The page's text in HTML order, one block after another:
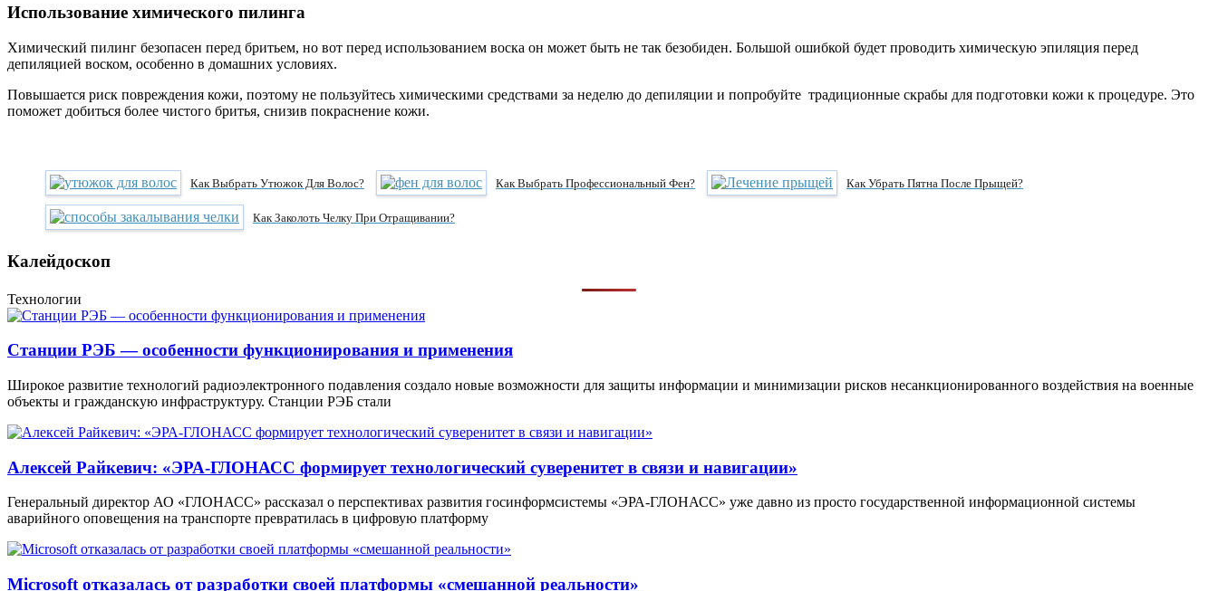
Использование химического пилинга
Химический пилинг безопасен перед бритьем, но вот перед использованием воска он может быть не так безобиден. Большой ошибкой будет проводить химическую эпиляция перед
депиляцией воском, особенно в домашних условиях.
Повышается риск повреждения кожи, поэтому не пользуйтесь химическими средствами за неделю до депиляции и попробуйте традиционные скрабы для подготовки кожи к процедуре. Это
поможет добиться более чистого бритья, снизив покраснение кожи.
Как Выбрать Утюжок Для Волос? Как Выбрать Профессиональный Фен? Как Убрать Пятна После Прыщей?
Как Заколоть Челку При Отращивании?
Калейдоскоп
Технологии
Станции РЭБ — особенности функционирования и применения
Широкое развитие технологий радиоэлектронного подавления создало новые возможности для защиты информации и минимизации рисков несанкционированного воздействия на военные
объекты и гражданскую инфраструктуру. Станции РЭБ стали
Алексей Райкевич: «ЭРА-ГЛОНАСС формирует технологический суверенитет в связи и навигации»
Генеральный директор АО «ГЛОНАСС» рассказал о перспективах развития госинформсистемы «ЭРА-ГЛОНАСС» уже давно из просто государственной информационной системы
аварийного оповещения на транспорте превратилась в цифровую платформу
Microsoft отказалась от разработки своей платформы «смешанной реальности»